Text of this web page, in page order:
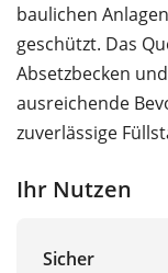
baulichen
geschützt. Das
Absetzbecken
ausreichende
zuverlässige
Ihr Nutzen
Sicher